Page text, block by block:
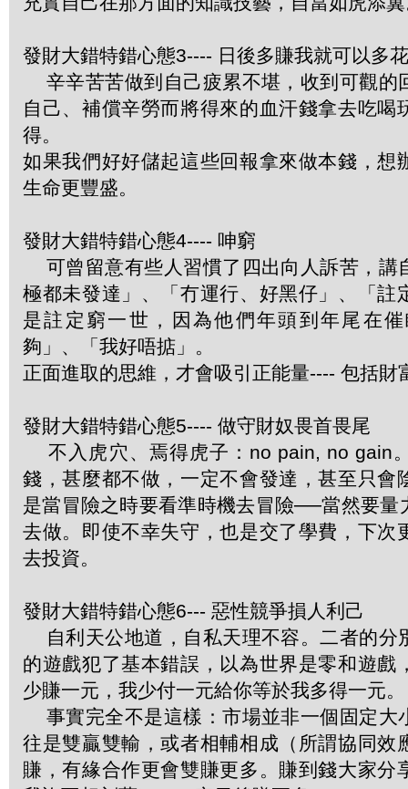
發財大錯特錯心態3---- 日後多賺我就可以多
辛辛苦苦做到自己疲累不堪，收到可觀的
自己、補償辛勞而將得來的血汗錢拿去吃喝
得。
如果我們好好儲起這些回報拿來做本錢，想
生命更豐盛。
發財大錯特錯心態4---- 呻窮
可曾留意有些人習慣了四出向人訴苦，講
極都未發達」、「冇運行、好黑仔」、「註
是註定窮一世，因為他們年頭到年尾在
夠」、「我好唔掂」。
正面進取的思維，才會吸引正能量---- 包括財
發財大錯特錯心態5---- 做守財奴畏首畏尾
不入虎穴、焉得虎子：no pain, no gain
錢，甚麼都不做，一定不會發達，甚至只會
是當冒險之時要看準時機去冒險──當然要量
去做。即使不幸失守，也是交了學費，下次
去投資。
發財大錯特錯心態6--- 惡性競爭損人利己
自利天公地道，自私天理不容。二者的分
的遊戲犯了基本錯誤，以為世界是零和遊戲
少賺一元，我少付一元給你等於我多得一元。
事實完全不是這樣：市場並非一個固定大
往是雙贏雙輸，或者相輔相成（所謂協同效
賺，有緣合作更會雙賺更多。賺到錢大家分